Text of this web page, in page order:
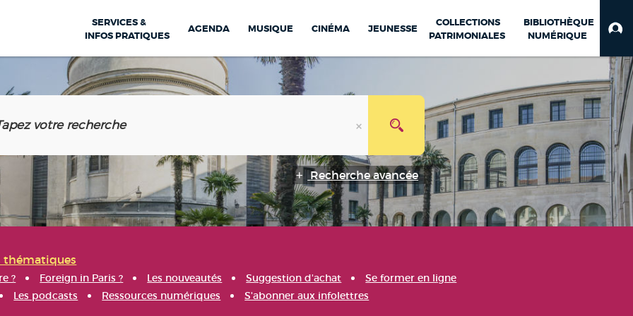
SERVICES &
INFOS PRATIQUES
AGENDA MUSIQUE CINÉMA JEUNESSE
COLLECTIONS
PATRIMONIALES
BIBLIOTHÈQUE
NUMÉRIQUE
Recherche avancée
thématiques
? Foreign in Paris ? Les nouveautés Suggestion d'achat
Se former en ligne
Les podcasts Ressources numériques S'abonner aux infolettres